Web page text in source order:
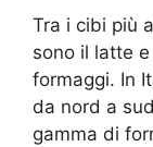
Tra i cibi più
sono il latte
formaggi. In
da nord a
gamma di